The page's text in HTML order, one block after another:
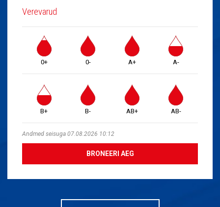
Verevarud
0+ 0- A+ A-
B+ B- AB+ AB-
Andmed seisuga 07.08.2026 10:12
BRONEERI AEG